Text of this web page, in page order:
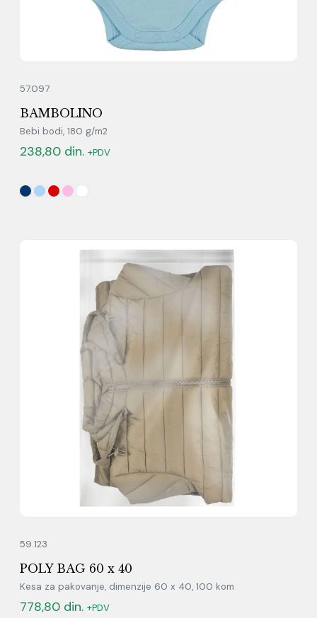
57.097
BAMBOLINO
Bebi bodi, 180 g/m2
238,80 din. +PDV
59.123
POLY BAG 60 x 40
Kesa za pakovanje, dimenzije 60 x 40, 100 kom
778,80 din. +PDV